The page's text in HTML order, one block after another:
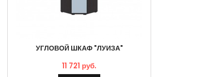
УГЛОВОЙ ШКАФ "ЛУИЗА"
11 721 руб.